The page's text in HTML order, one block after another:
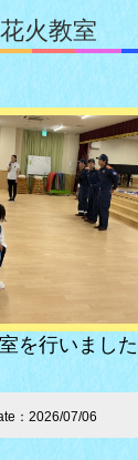
花火教室
を行いまし
：2026/07/06